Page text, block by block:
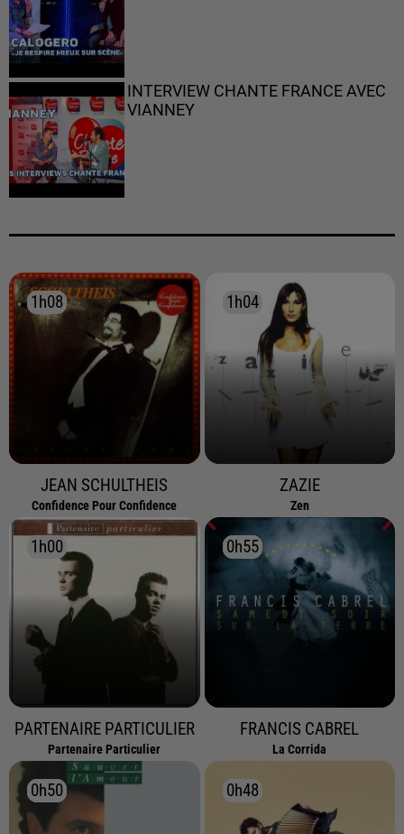
INTERVIEW CHANTE FRANCE AVEC
VIANNEY
1h08
1h08
JEAN SCHULTHEIS
Confidence Pour Confidence
1h04
1h04
ZAZIE
Zen
1h00
1h00
PARTENAIRE PARTICULIER
Partenaire Particulier
0h55
0h55
FRANCIS CABREL
La Corrida
0h50
0h50 0h48
0h48